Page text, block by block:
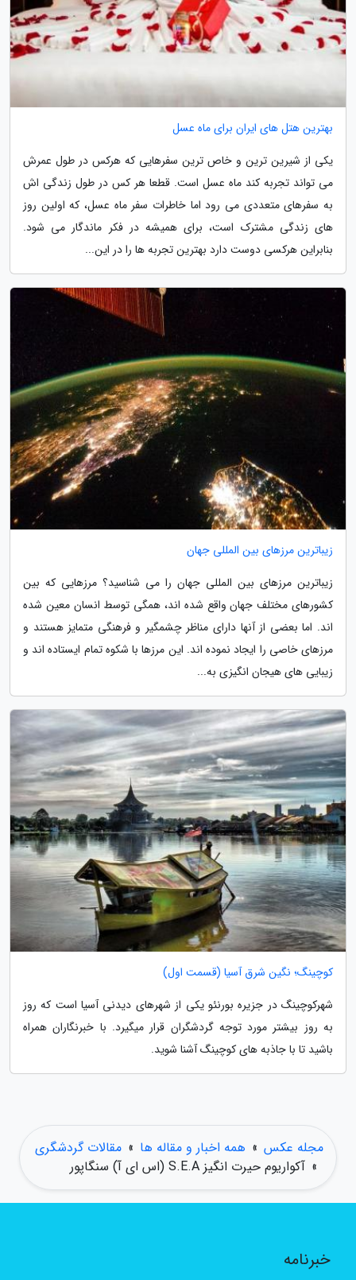
بهترین هتل های ایران برای ماه عسل
یکی از شیرین ترین و خاص ترین سفرهایی که هرکس در طول عمرش
می تواند تجربه کند ماه عسل است. قطعا هر کس در طول زندگی اش
به سفرهای متعددی می رود اما خاطرات سفر ماه عسل، که اولین روز
های زندگی مشترک است، برای همیشه در فکر ماندگار می شود.
بنابراین هرکسی دوست دارد بهترین تجربه ها را در این...
زیباترین مرزهای بین المللی جهان
زیباترین مرزهای بین المللی جهان را می شناسید؟ مرزهایی که بین
کشورهای مختلف جهان واقع شده اند، همگی توسط انسان معین شده
اند. اما بعضی از آنها دارای مناظر چشمگیر و فرهنگی متمایز هستند و
مرزهای خاصی را ایجاد نموده اند. این مرزها با شکوه تمام ایستاده اند و
زیبایی های هیجان انگیزی به...
کوچینگ؛ نگین شرق آسیا (قسمت اول)
شهرکوچینگ در جزیره بورنئو یکی از شهرهای دیدنی آسیا است که روز
به روز بیشتر مورد توجه گردشگران قرار میگیرد. با خبرنگاران همراه
باشید تا با جاذبه های کوچینگ آشنا شوید.
مجله عکس » همه اخبار و مقاله ها » مقالات گردشگری
» آکواریوم حیرت انگیز S.E.A (اس ای آ) سنگاپور
خبرنامه